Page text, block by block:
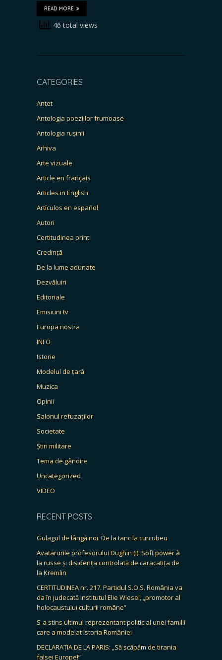
READ MORE
46 total views
CATEGORIES
Antet
Antologia poeziilor frumoase
Antologia rușinii
Arhiva
Arte vizuale
Article en français
Articles in English
Artículos en español
Autori
Certitudinea print
Credință
De la lume adunate
Dezvăluiri
Editoriale
Emisiuni tv
Europa nostra
INFO
Istorie
Modelul de țară
Muzica
Opinii
Salonul refuzaților
Societate
Știri militare
Tema de gândire
Uncategorized
VIDEO
RECENT POSTS
Gulagul de lângă noi. De la tanc la curcubeu
Avatarurile profesorului Dughin (I). Soft power à
la russe și disidența controlată de caracatița de
la Kremlin
CERTITUDINEA nr. 217. Partidul S.O.S. România va
da în judecată Institutul Elie Wiesel, „promotor al
holocaustului culturii române”
S-a stins ultimul reprezentant politic al unei familii
care a modelat istoria României
DECLARAȚIA DE LA PARIS: „Să scăpăm de tirania
falsei Europe!”